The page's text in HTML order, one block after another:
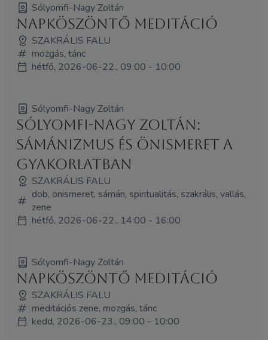
Sólyomfi-Nagy Zoltán
Napköszöntő meditáció
SZAKRÁLIS FALU
mozgás, tánc
hétfő, 2026-06-22., 09:00 - 10:00
Sólyomfi-Nagy Zoltán
Sólyomfi-Nagy Zoltán:
Sámánizmus és önismeret a
gyakorlatban
SZAKRÁLIS FALU
dob, önismeret, sámán, spiritualitás, szakrális, vallás,
zene
hétfő, 2026-06-22., 14:00 - 16:00
Sólyomfi-Nagy Zoltán
Napköszöntő meditáció
SZAKRÁLIS FALU
meditációs zene, mozgás, tánc
kedd, 2026-06-23., 09:00 - 10:00